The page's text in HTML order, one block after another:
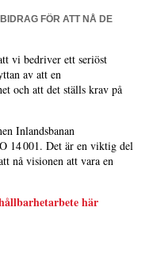
FÖR ATT NÅ DE
vi bedriver ett seriöst
av att en
och att det ställs krav på
Inlandsbanan
14 001. Det är en viktig del
nå visionen att vara en
här